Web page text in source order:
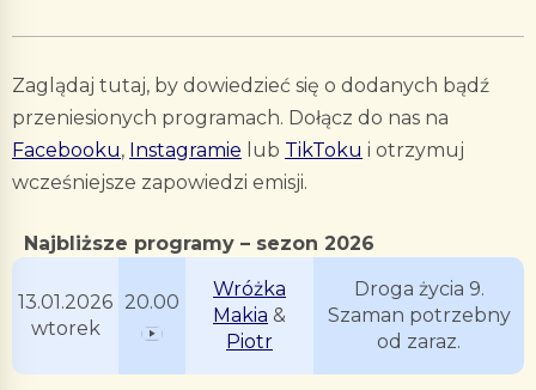
Zaglądaj tutaj, by dowiedzieć się o dodanych bądź
przeniesionych programach. Dołącz do nas na
Facebooku, Instagramie lub TikToku i otrzymuj
wcześniejsze zapowiedzi emisji.
Najbliższe programy – sezon 2026
13.01.2026
wtorek
20.00
Wróżka
Makia &
Piotr
Droga życia 9.
Szaman potrzebny
od zaraz.